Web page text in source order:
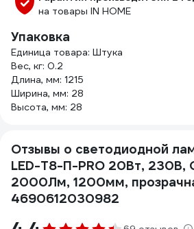
на товары IN HOME
Упаковка
Единица товара: Штука
Вес, кг: 0.2
Длина, мм: 1215
Ширина, мм: 28
Высота, мм: 28
Отзывы о светодиодной
LED-T8-П-PRO 20Вт, 230В,
2000Лм, 1200мм,
4690612030982